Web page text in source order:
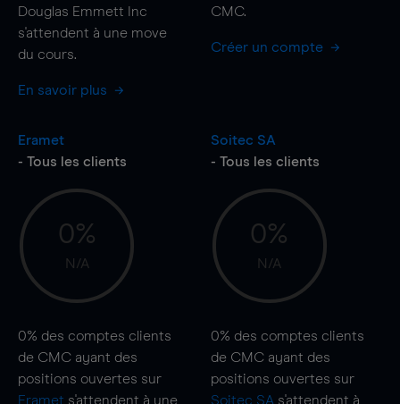
Douglas Emmett Inc
s'attendent à une move
du cours.
En savoir plus
CMC.
Créer un compte
Eramet
- Tous les clients
0%
N/A
0% des comptes clients
de CMC ayant des
positions ouvertes sur
Eramet s'attendent à une
Soitec SA
- Tous les clients
0%
N/A
0% des comptes clients
de CMC ayant des
positions ouvertes sur
Soitec SA s'attendent à